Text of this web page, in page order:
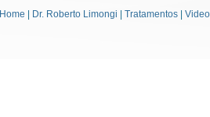
Home Dr. Roberto Limongi Tratamentos